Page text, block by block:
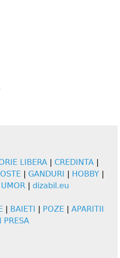
LIBERA| CREDINTA|
| GANDURI | HOBBY |
UMOR | dizabil.eu
| BAIETI | POZE | APARITII
PRESA